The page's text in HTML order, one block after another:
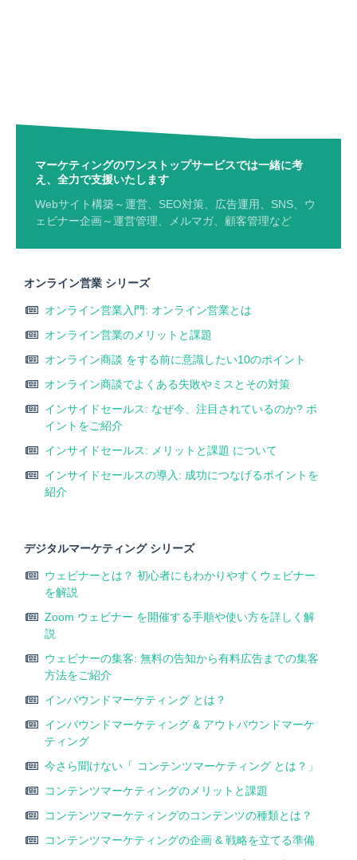
マーケティングのワンストップサービスでは一緒に考
え、全力で支援いたします
Webサイト構築～運営、SEO対策、広告運用、SNS、ウ
ェビナー企画～運営管理、メルマガ、顧客管理など
オンライン営業 シリーズ
オンライン営業入門: オンライン営業とは
オンライン営業のメリットと課題
オンライン商談 をする前に意識したい10のポイント
オンライン商談でよくある失敗やミスとその対策
インサイドセールス: なぜ今、注目されているのか? ポ
イントをご紹介
インサイドセールス: メリットと課題 について
インサイドセールスの導入: 成功につなげるポイントを
紹介
デジタルマーケティング シリーズ
ウェビナーとは？ 初心者にもわかりやすくウェビナー
を解説
Zoom ウェビナー を開催する手順や使い方を詳しく解
説
ウェビナーの集客: 無料の告知から有料広告までの集客
方法をご紹介
インバウンドマーケティング とは？
インバウンドマーケティング & アウトバウンドマーケ
ティング
今さら聞けない「 コンテンツマーケティング とは？」
コンテンツマーケティングのメリットと課題
コンテンツマーケティングのコンテンツの種類とは？
コンテンツマーケティングの企画 & 戦略を立てる準備